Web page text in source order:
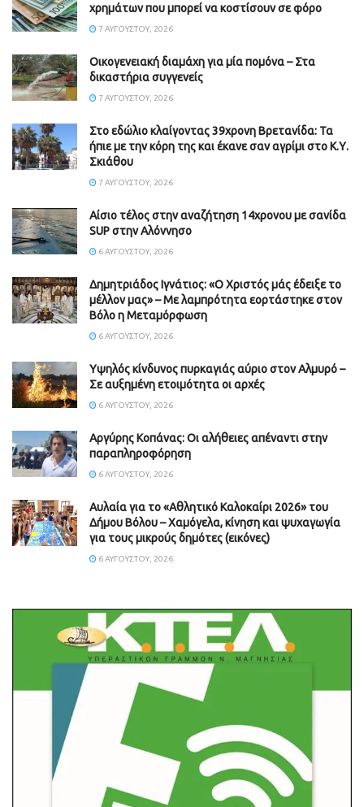
χρημάτων που μπορεί να κοστίσουν σε φόρο
7 ΑΥΓΟΎΣΤΟΥ, 2026
Οικογενειακή διαμάχη για μία πομόνα – Στα
δικαστήρια συγγενείς
7 ΑΥΓΟΎΣΤΟΥ, 2026
Στο εδώλιο κλαίγοντας 39χρονη Βρετανίδα: Τα
ήπιε με την κόρη της και έκανε σαν αγρίμι στο Κ.Υ.
Σκιάθου
7 ΑΥΓΟΎΣΤΟΥ, 2026
Αίσιο τέλος στην αναζήτηση 14χρονου με σανίδα
SUP στην Αλόννησο
6 ΑΥΓΟΎΣΤΟΥ, 2026
Δημητριάδος Ιγνάτιος: «Ο Χριστός μάς έδειξε το
μέλλον μας» – Με λαμπρότητα εορτάστηκε στον
Βόλο η Μεταμόρφωση
6 ΑΥΓΟΎΣΤΟΥ, 2026
Υψηλός κίνδυνος πυρκαγιάς αύριο στον Αλμυρό –
Σε αυξημένη ετοιμότητα οι αρχές
6 ΑΥΓΟΎΣΤΟΥ, 2026
Aργύρης Κοπάνας: Οι αλήθειες απέναντι στην
παραπληροφόρηση
6 ΑΥΓΟΎΣΤΟΥ, 2026
Αυλαία για το «Αθλητικό Καλοκαίρι 2026» του
Δήμου Βόλου – Χαμόγελα, κίνηση και ψυχαγωγία
για τους μικρούς δημότες (εικόνες)
6 ΑΥΓΟΎΣΤΟΥ, 2026